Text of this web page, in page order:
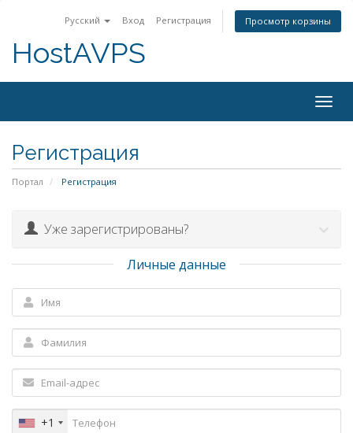
Русский Вход Регистрация Просмотр корзины
HostAVPS
Регистрация
Портал Регистрация
Уже зарегистрированы?
Личные данные
+1